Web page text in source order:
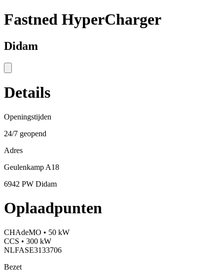
Fastned HyperCharger
Didam
Details
Openingstijden
24/7 geopend
Adres
Geulenkamp A18
6942 PW Didam
Oplaadpunten
CHAdeMO • 50 kW
CCS • 300 kW
NLFASE3133706
Bezet